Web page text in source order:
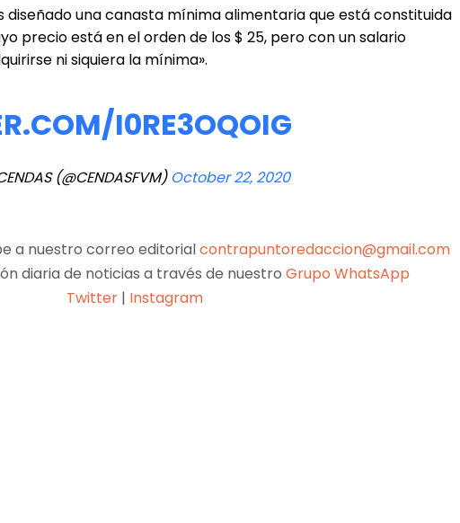
diseñado una canasta mínima alimentaria que está constituida
precio está en el orden de los $ 25, pero con un salario
ni siquiera la mínima».
I0RE3OQOIG
(@CENDASFVM) October 22, 2020
a nuestro correo editorialcontrapuntoredaccion@gmail.com
diaria de noticias a través de nuestroGrupo WhatsApp
Twitter | Instagram